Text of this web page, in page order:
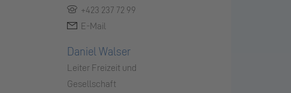
+423 237 72 99
E-Mail
Daniel Walser
Leiter Freizeit und
Gesellschaft